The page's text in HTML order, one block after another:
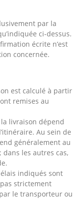
par la
ci-dessus.
écrite n’est
concernée.
est calculé à partir
remises au
livraison dépend
Au sein de
généralement au
les autres cas,
indiqués sont
strictement
le transporteur ou